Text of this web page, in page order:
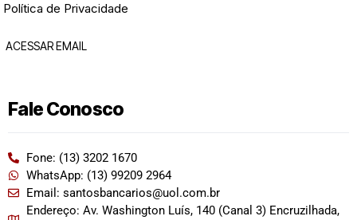
Política de Privacidade
ACESSAR EMAIL
Fale Conosco
Fone: (13) 3202 1670
WhatsApp: (13) 99209 2964
Email: santosbancarios@uol.com.br
Endereço: Av. Washington Luís, 140 (Canal 3) Encruzilhada,